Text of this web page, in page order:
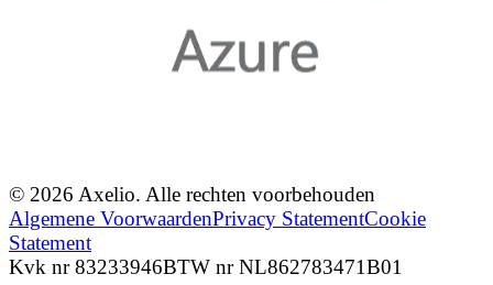
© 2026 Axelio. Alle rechten voorbehouden
Algemene VoorwaardenPrivacy StatementCookie
Statement
Kvk nr 83233946BTW nr NL862783471B01